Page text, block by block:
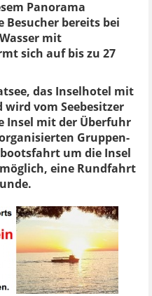
Panorama
bereits bei
mit
sich auf bis zu 27
das Inselhotel mit
vom Seebesitzer
Insel mit der Überfuhr
Gruppen-
um die Insel
eine Rundfahrt